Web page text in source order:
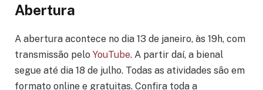
Abertura
A abertura acontece no dia 13 de janeiro, às 19h, com
transmissão pelo YouTube. A partir daí, a bienal
segue até dia 18 de julho. Todas as atividades são em
formato online e gratuitas. Confira toda a